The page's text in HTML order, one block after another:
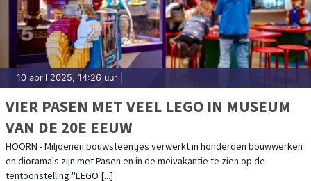
10 april 2025, 14:26 uur
VIER PASEN MET VEEL LEGO IN MUSEUM
VAN DE 20E EEUW
HOORN - Miljoenen bouwsteentjes verwerkt in honderden bouwwerken
en diorama's zijn met Pasen en in de meivakantie te zien op de
tentoonstelling "LEGO [...]